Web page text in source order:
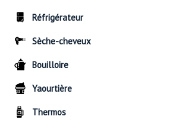
Réfrigérateur
Sèche-cheveux
Bouilloire
Yaourtière
Thermos